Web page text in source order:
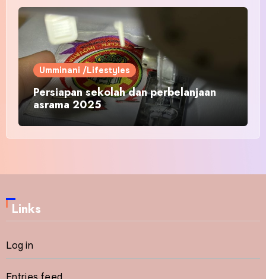
Umminani /Lifestyles
Persiapan sekolah dan perbelanjaan
asrama 2025
Links
Log in